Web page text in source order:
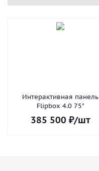
Интерактивная панель
Flipbox 4.0 75"
385 500 ₽/шт